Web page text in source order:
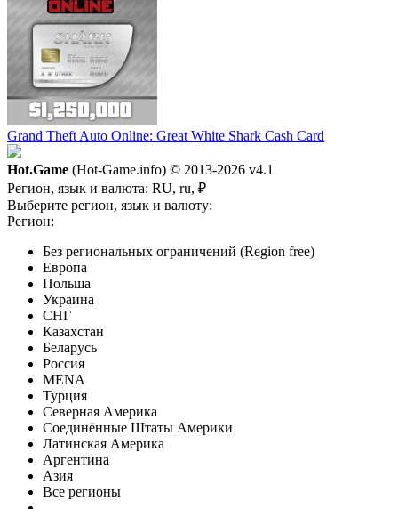
Grand Theft Auto Online: Great White Shark Cash Card
Hot.Game (Hot-Game.info) © 2013-2026 v4.1
Регион, язык и валюта: RU, ru, ₽
Выберите регион, язык и валюту:
Регион:
Без региональных ограничений (Region free)
Европа
Польша
Украина
СНГ
Казахстан
Беларусь
Россия
MENA
Турция
Северная Америка
Соединённые Штаты Америки
Латинская Америка
Аргентина
Азия
Все регионы